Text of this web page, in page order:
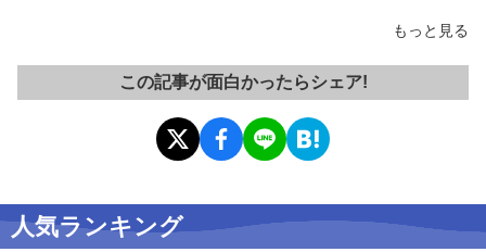
もっと見る
この記事が面白かったらシェア!
人気ランキング